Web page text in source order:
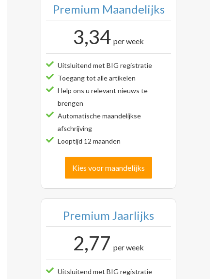
Premium Maandelijks
3,34 per week
Uitsluitend met BIG registratie
Toegang tot alle artikelen
Help ons u relevant nieuws te
brengen
Automatische maandelijkse
afschrijving
Looptijd 12 maanden
Kies voor maandelijks
Premium Jaarlijks
2,77 per week
Uitsluitend met BIG registratie